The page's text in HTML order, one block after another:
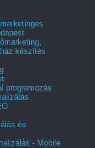
készítés
programozás
és
- Mobile